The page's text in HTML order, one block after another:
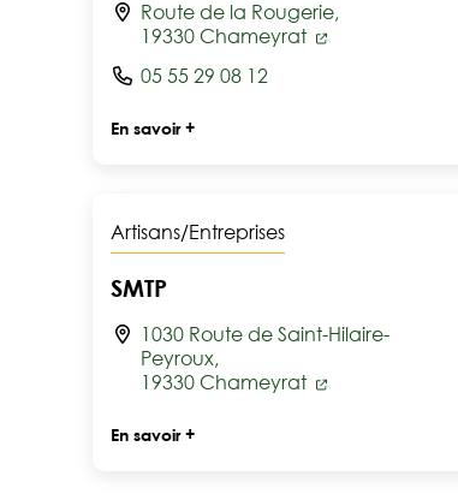
Route de la Rougerie,
19330 Chameyrat
05 55 29 08 12
En savoir +
Artisans/Entreprises
SMTP
1030 Route de Saint-Hilaire-
Peyroux,
19330 Chameyrat
En savoir +